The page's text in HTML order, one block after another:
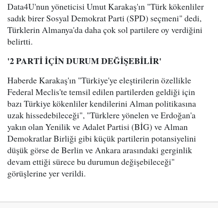
Data4U'nun yöneticisi Umut Karakaş'ın "Türk kökenliler
sadık birer Sosyal Demokrat Parti (SPD) seçmeni" dedi,
Türklerin Almanya'da daha çok sol partilere oy verdiğini
belirtti.
'2 PARTİ İÇİN DURUM DEĞİŞEBİLİR'
Haberde Karakaş'ın "Türkiye'ye eleştirilerin özellikle
Federal Meclis'te temsil edilen partilerden geldiği için
bazı Türkiye kökenliler kendilerini Alman politikasına
uzak hissedebileceği", "Türklere yönelen ve Erdoğan'a
yakın olan Yenilik ve Adalet Partisi (BİG) ve Alman
Demokratlar Birliği gibi küçük partilerin potansiyelini
düşük görse de Berlin ve Ankara arasındaki gerginlik
devam ettiği sürece bu durumun değişebileceği"
görüşlerine yer verildi.